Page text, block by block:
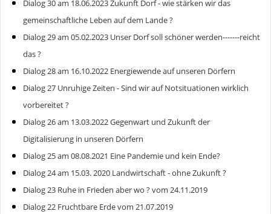
Dialog 30 am 18.06.2023 Zukunft Dorf - wie stärken wir das
gemeinschaftliche Leben auf dem Lande ?
Dialog 29 am 05.02.2023 Unser Dorf soll schöner werden-------reicht
das ?
Dialog 28 am 16.10.2022 Energiewende auf unseren Dörfern
Dialog 27 Unruhige Zeiten - Sind wir auf Notsituationen wirklich
vorbereitet ?
Dialog 26 am 13.03.2022 Gegenwart und Zukunft der
Digitalisierung in unseren Dörfern
Dialog 25 am 08.08.2021 Eine Pandemie und kein Ende?
Dialog 24 am 15.03. 2020 Landwirtschaft - ohne Zukunft ?
Dialog 23 Ruhe in Frieden aber wo ? vom 24.11.2019
Dialog 22 Fruchtbare Erde vom 21.07.2019